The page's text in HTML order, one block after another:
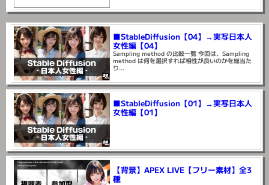
■StableDiffusion【04】→実写日本人
女性編【04】
Sampling method の比較一覧 今回は、Sampling
method は何を選択すれば相性が良いのかを総当た
り...
■StableDiffusion【01】→実写日本人
女性編【01】
【背景】APEX LIVE【フリー素材】全3
種